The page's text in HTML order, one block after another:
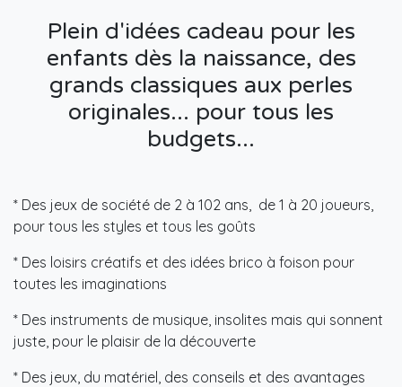
Plein d'idées cadeau pour les
enfants dès la naissance, des
grands classiques aux perles
originales... pour tous les
budgets...
* Des jeux de société de 2 à 102 ans, de 1 à 20 joueurs,
pour tous les styles et tous les goûts
* Des loisirs créatifs et des idées brico à foison pour
toutes les imaginations
* Des instruments de musique, insolites mais qui sonnent
juste, pour le plaisir de la découverte
* Des jeux, du matériel, des conseils et des avantages